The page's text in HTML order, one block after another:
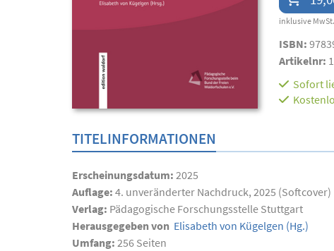
inklusive MwSt.
ISBN:
Artikelnr:
Sofort
TITELINFORMATIONEN
Erscheinungsdatum: 2025
Auflage: 4. unveränderter Nachdruck, 2025 (Softcover)
Verlag: Pädagogische Forschungsstelle Stuttgart
Herausgegeben von Elisabeth von Kügelgen (Hg.)
Umfang: 256 Seiten